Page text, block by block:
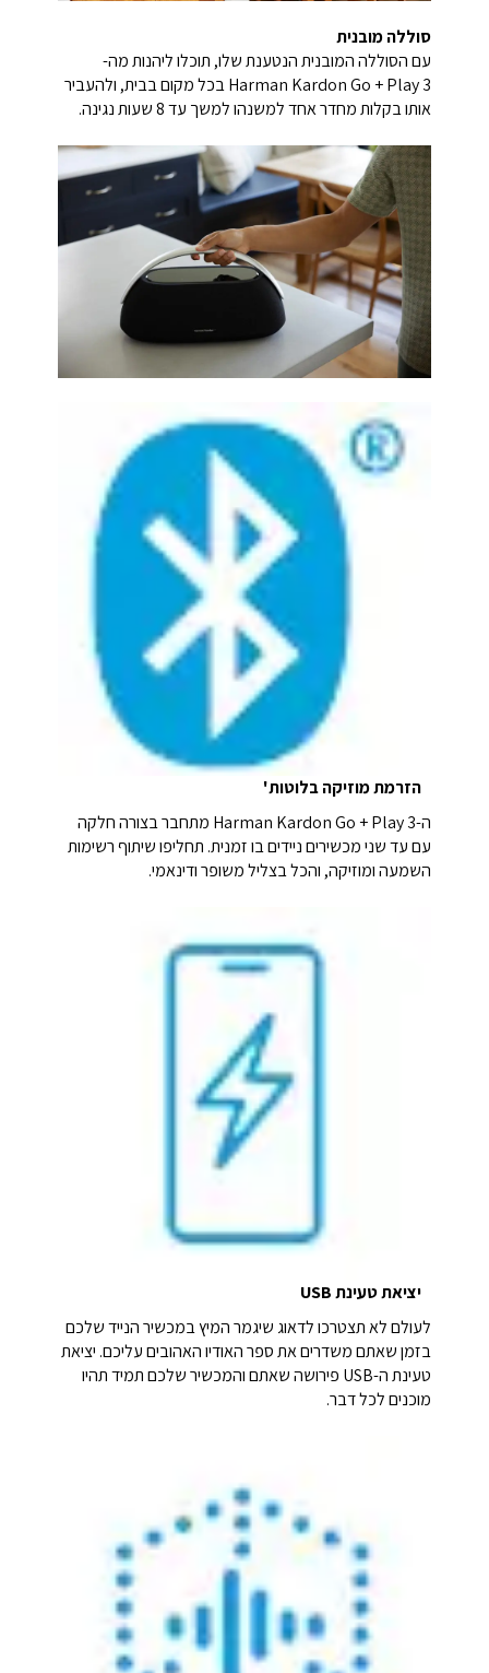
סוללה מובנית
עם הסוללה המובנית הנטענת שלו, תוכלו ליהנות מה-
Harman Kardon Go + Play 3 בכל מקום בבית, ולהעביר
אותו בקלות מחדר אחד למשנהו למשך עד 8 שעות נגינה.
הזרמת מוזיקה בלוטות'
ה-Harman Kardon Go + Play 3 מתחבר בצורה חלקה
עם עד שני מכשירים ניידים בו זמנית. תחליפו שיתוף רשימות
השמעה ומוזיקה, והכל בצליל משופר ודינאמי.
יציאת טעינת USB
לעולם לא תצטרכו לדאוג שיגמר המיץ במכשיר הנייד שלכם
בזמן שאתם משדרים את ספר האודיו האהובים עליכם. יציאת
טעינת ה-USB פירושה שאתם והמכשיר שלכם תמיד תהיו
מוכנים לכל דבר.